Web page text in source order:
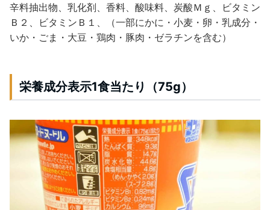
辛料抽出物、乳化剤、香料、酸味料、炭酸Ｍｇ、ビタミン
Ｂ２、ビタミンＢ１、（一部にかに・小麦・卵・乳成分・
いか・ごま・大豆・鶏肉・豚肉・ゼラチンを含む）
栄養成分表示1食当たり（75g）